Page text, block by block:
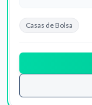
Casas de Bolsa